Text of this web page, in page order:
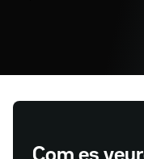
Com es